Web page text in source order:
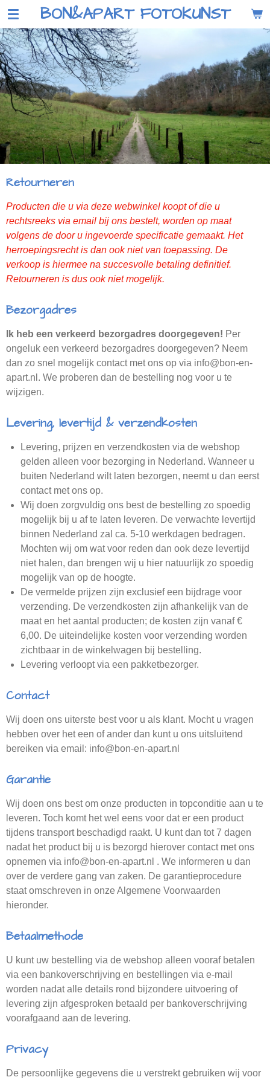
Ga
direct
naar
de
hoofdinhoud
BON&APART FOTOKUNST
Retourneren
Producten die u via deze webwinkel koopt of die u
rechtsreeks via email bij ons bestelt, worden op maat
volgens de door u ingevoerde specificatie gemaakt. Het
herroepingsrecht is dan ook niet van toepassing. De
verkoop is hiermee na succesvolle betaling definitief.
Retourneren is dus ook niet mogelijk.
Bezorgadres
Ik heb een verkeerd bezorgadres doorgegeven! Per
ongeluk een verkeerd bezorgadres doorgegeven? Neem
dan zo snel mogelijk contact met ons op via info@bon-en-
apart.nl. We proberen dan de bestelling nog voor u te
wijzigen.
Levering, levertijd & verzendkosten
Levering, prijzen en verzendkosten via de webshop
gelden alleen voor bezorging in Nederland. Wanneer u
buiten Nederland wilt laten bezorgen, neemt u dan eerst
contact met ons op.
Wij doen zorgvuldig ons best de bestelling zo spoedig
mogelijk bij u af te laten leveren. De verwachte levertijd
binnen Nederland zal ca. 5-10 werkdagen bedragen.
Mochten wij om wat voor reden dan ook deze levertijd
niet halen, dan brengen wij u hier natuurlijk zo spoedig
mogelijk van op de hoogte.
De vermelde prijzen zijn exclusief een bijdrage voor
verzending. De verzendkosten zijn afhankelijk van de
maat en het aantal producten; de kosten zijn vanaf €
6,00. De uiteindelijke kosten voor verzending worden
zichtbaar in de winkelwagen bij bestelling.
Levering verloopt via een pakketbezorger.
Contact
Wij doen ons uiterste best voor u als klant. Mocht u vragen
hebben over het een of ander dan kunt u ons uitsluitend
bereiken via email: info@bon-en-apart.nl
Garantie
Wij doen ons best om onze producten in topconditie aan u te
leveren. Toch komt het wel eens voor dat er een product
tijdens transport beschadigd raakt. U kunt dan tot 7 dagen
nadat het product bij u is bezorgd hierover contact met ons
opnemen via info@bon-en-apart.nl . We informeren u dan
over de verdere gang van zaken. De garantieprocedure
staat omschreven in onze Algemene Voorwaarden
hieronder.
Betaalmethode
U kunt uw bestelling via de webshop alleen vooraf betalen
via een bankoverschrijving en bestellingen via e-mail
worden nadat alle details rond bijzondere uitvoering of
levering zijn afgesproken betaald per bankoverschrijving
voorafgaand aan de levering.
Privacy
De persoonlijke gegevens die u verstrekt gebruiken wij voor